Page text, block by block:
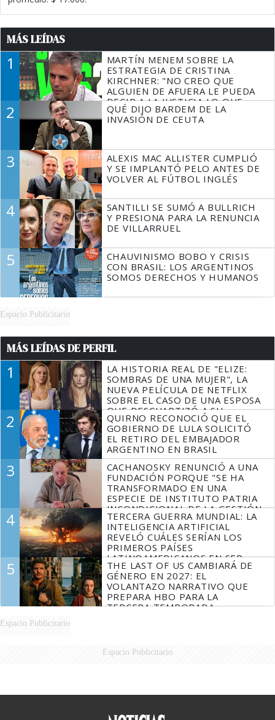
MÁS LEÍDAS
1
MARTÍN MENEM SOBRE LA
ESTRATEGIA DE CRISTINA
KIRCHNER: "NO CREO QUE
ALGUIEN DE AFUERA LE PUEDA
DECIR A LA JUSTICIA LO QUE
TIENE QUE HACER"
2
QUÉ DIJO BARDEM DE LA
INVASIÓN DE CEUTA
3
ALEXIS MAC ALLISTER CUMPLIÓ
Y SE IMPLANTÓ PELO ANTES DE
VOLVER AL FÚTBOL INGLÉS
4
SANTILLI SE SUMÓ A BULLRICH
Y PRESIONA PARA LA RENUNCIA
DE VILLARRUEL
5
CHAUVINISMO BOBO Y CRISIS
CON BRASIL: LOS ARGENTINOS
SOMOS DERECHOS Y HUMANOS
Espacio Publicitario
MÁS LEÍDAS DE PERFIL
1
LA HISTORIA REAL DE "ELIZE:
SOMBRAS DE UNA MUJER", LA
NUEVA PELÍCULA DE NETFLIX
SOBRE EL CASO DE UNA ESPOSA
QUE DESCUARTIZÓ A SU
MARIDO
2
QUIRNO RECONOCIÓ QUE EL
GOBIERNO DE LULA SOLICITÓ
EL RETIRO DEL EMBAJADOR
ARGENTINO EN BRASIL
3
CACHANOSKY RENUNCIÓ A UNA
FUNDACIÓN PORQUE "SE HA
TRANSFORMADO EN UNA
ESPECIE DE INSTITUTO PATRIA
INCONDICIONAL DE LA GESTIÓN
DE MILEI"
4
TERCERA GUERRA MUNDIAL: LA
INTELIGENCIA ARTIFICIAL
REVELÓ CUÁLES SERÍAN LOS
PRIMEROS PAÍSES
LATINOAMERICANOS EN SER
DERROTADOS
5
THE LAST OF US CAMBIARÁ DE
GÉNERO EN 2027: EL
VOLANTAZO NARRATIVO QUE
PREPARA HBO PARA LA
TERCERA TEMPORADA
Espacio Publicitario
Espacio Publicitario